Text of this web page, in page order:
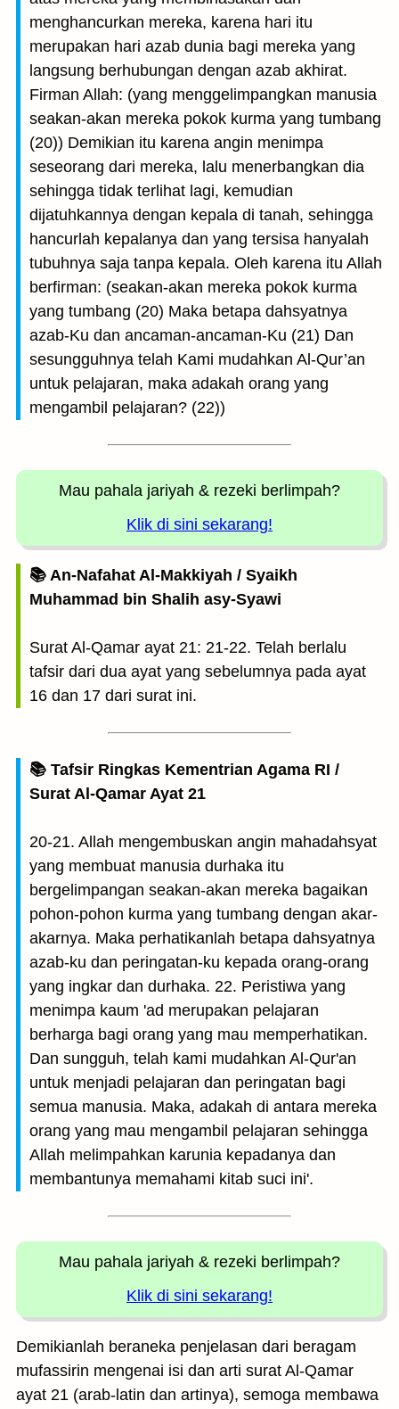
menghancurkan mereka, karena hari itu
merupakan hari azab dunia bagi mereka yang
langsung berhubungan dengan azab akhirat.
Firman Allah: (yang menggelimpangkan manusia
seakan-akan mereka pokok kurma yang tumbang
(20)) Demikian itu karena angin menimpa
seseorang dari mereka, lalu menerbangkan dia
sehingga tidak terlihat lagi, kemudian
dijatuhkannya dengan kepala di tanah, sehingga
hancurlah kepalanya dan yang tersisa hanyalah
tubuhnya saja tanpa kepala. Oleh karena itu Allah
berfirman: (seakan-akan mereka pokok kurma
yang tumbang (20) Maka betapa dahsyatnya
azab-Ku dan ancaman-ancaman-Ku (21) Dan
sesungguhnya telah Kami mudahkan Al-Qur’an
untuk pelajaran, maka adakah orang yang
mengambil pelajaran? (22))
Mau pahala jariyah & rezeki berlimpah?
Klik di sini sekarang!
📚 An-Nafahat Al-Makkiyah / Syaikh
Muhammad bin Shalih asy-Syawi
Surat Al-Qamar ayat 21: 21-22. Telah berlalu
tafsir dari dua ayat yang sebelumnya pada ayat
16 dan 17 dari surat ini.
📚 Tafsir Ringkas Kementrian Agama RI /
Surat Al-Qamar Ayat 21
20-21. Allah mengembuskan angin mahadahsyat
yang membuat manusia durhaka itu
bergelimpangan seakan-akan mereka bagaikan
pohon-pohon kurma yang tumbang dengan akar-
akarnya. Maka perhatikanlah betapa dahsyatnya
azab-ku dan peringatan-ku kepada orang-orang
yang ingkar dan durhaka. 22. Peristiwa yang
menimpa kaum 'ad merupakan pelajaran
berharga bagi orang yang mau memperhatikan.
Dan sungguh, telah kami mudahkan Al-Qur'an
untuk menjadi pelajaran dan peringatan bagi
semua manusia. Maka, adakah di antara mereka
orang yang mau mengambil pelajaran sehingga
Allah melimpahkan karunia kepadanya dan
membantunya memahami kitab suci ini'.
Mau pahala jariyah & rezeki berlimpah?
Klik di sini sekarang!
Demikianlah beraneka penjelasan dari beragam
mufassirin mengenai isi dan arti surat Al-Qamar
ayat 21 (arab-latin dan artinya), semoga membawa